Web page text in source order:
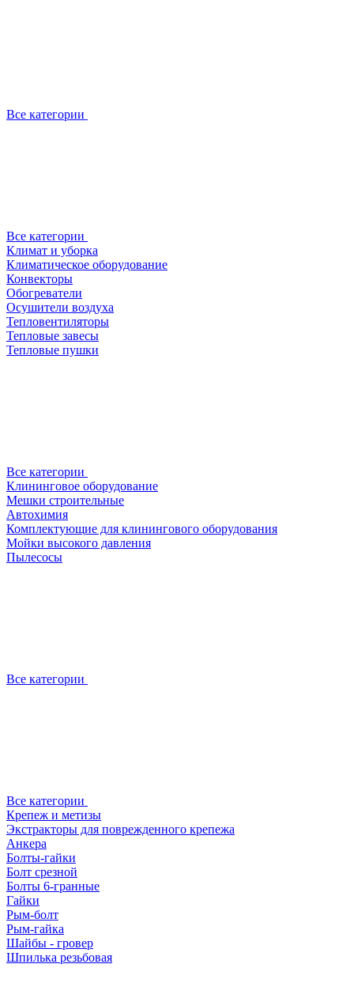
Все категории
Все категории
Климат и уборка
Климатическое оборудование
Конвекторы
Обогреватели
Осушители воздуха
Тепловентиляторы
Тепловые завесы
Тепловые пушки
Все категории
Клининговое оборудование
Мешки строительные
Автохимия
Комплектующие для клинингового оборудования
Мойки высокого давления
Пылесосы
Все категории
Все категории
Крепеж и метизы
Экстракторы для поврежденного крепежа
Анкера
Болты-гайки
Болт срезной
Болты 6-гранные
Гайки
Рым-болт
Рым-гайка
Шайбы - гровер
Шпилька резьбовая